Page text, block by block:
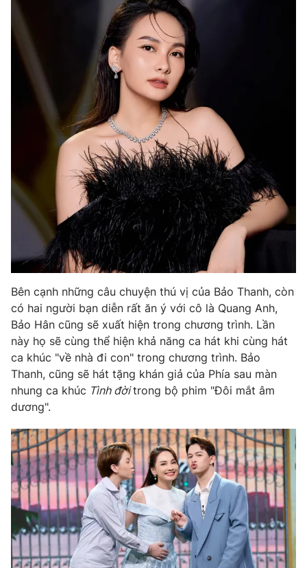
Video Shorts video
VTV Money VTV Thể thao
VTV Sức khoẻ Bất động sản
Thị trường 24h Tấm lòng Việt
VTV4 Vươn mình bằng AI
VTV9 VTV8
Liên hệ tòa soạn English
THỜI BÁO VTV
Theo dõi báo trên
Cơ quan chủ quản:Đài Truyền hình Việt Nam
Cơ quan báo chí:Thời báo VTV
Giấy phép hoạt động báo in và báo điện tử số 483/GP-BTTTT
cấp ngày 29/12/2023
Tổng Biên tập:Vũ Thanh Thủy
Phó Tổng Biên tập:Nguyễn Thị Mỹ Hạnh, Phạm Quốc Thắng,
Nguyễn Trọng Ninh
Tổng đài VTV: 024.38 355 931 - 024.38 355 932
Bên cạnh những câu chuyện thú vị của Bảo Thanh, còn
có hai người bạn diễn rất ăn ý với cô là Quang Anh,
Bảo Hân cũng sẽ xuất hiện trong chương trình. Lần
này họ sẽ cùng thể hiện khả năng ca hát khi cùng hát
ca khúc "về nhà đi con" trong chương trình. Bảo
Thanh, cũng sẽ hát tặng khán giả của Phía sau màn
nhung ca khúc Tình đờitrong bộ phim "Đôi mắt âm
dương".